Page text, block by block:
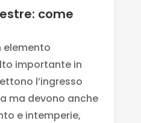
come
elemento
importante in
l’ingresso
ma devono anche
e intemperie,